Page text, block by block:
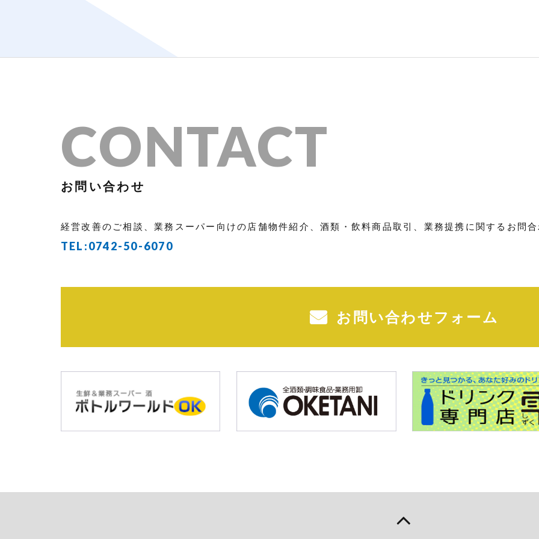
CONTACT
お問い合わせ
経営改善のご相談、業務スーパー向けの店舗物件紹介、酒類・飲料商品取引、業務提携に関するお問
TEL:0742-50-6070
お問い合わせフォーム